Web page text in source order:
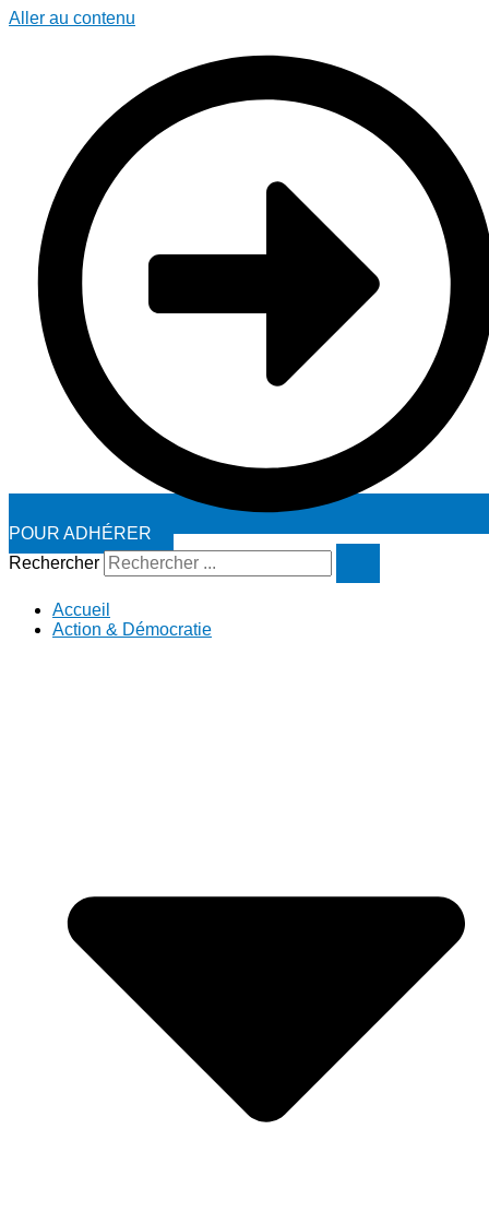
Aller au contenu
POUR ADHÉRER
Rechercher
Accueil
Action & Démocratie